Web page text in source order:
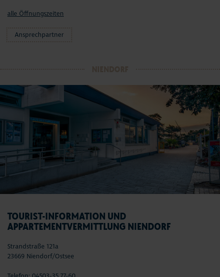
alle Öffnungszeiten
Ansprechpartner
TOURIST-INFORMATION UND
APPARTEMENTVERMITTLUNG NIENDORF
Strandstraße 121a
23669 Niendorf/Ostsee